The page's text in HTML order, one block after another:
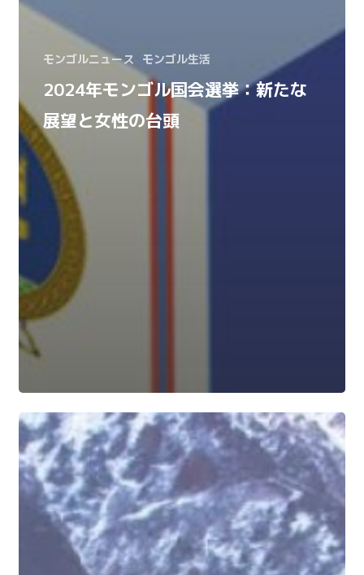
モンゴルニュース モンゴル生活
2024年モンゴル国会選挙：新たな
展望と女性の台頭